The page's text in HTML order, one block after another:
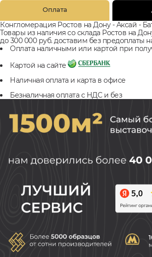
Оплата
Конгломерация Ростов на Дону - Аксай -
Товары из наличия со склада Ростов на
до 300 000 руб. доставим без предоплаты
Оплата наличными или картой при
Картой на сайте
Наличная оплата и карта в офисе
Безналичная оплата с НДС и без